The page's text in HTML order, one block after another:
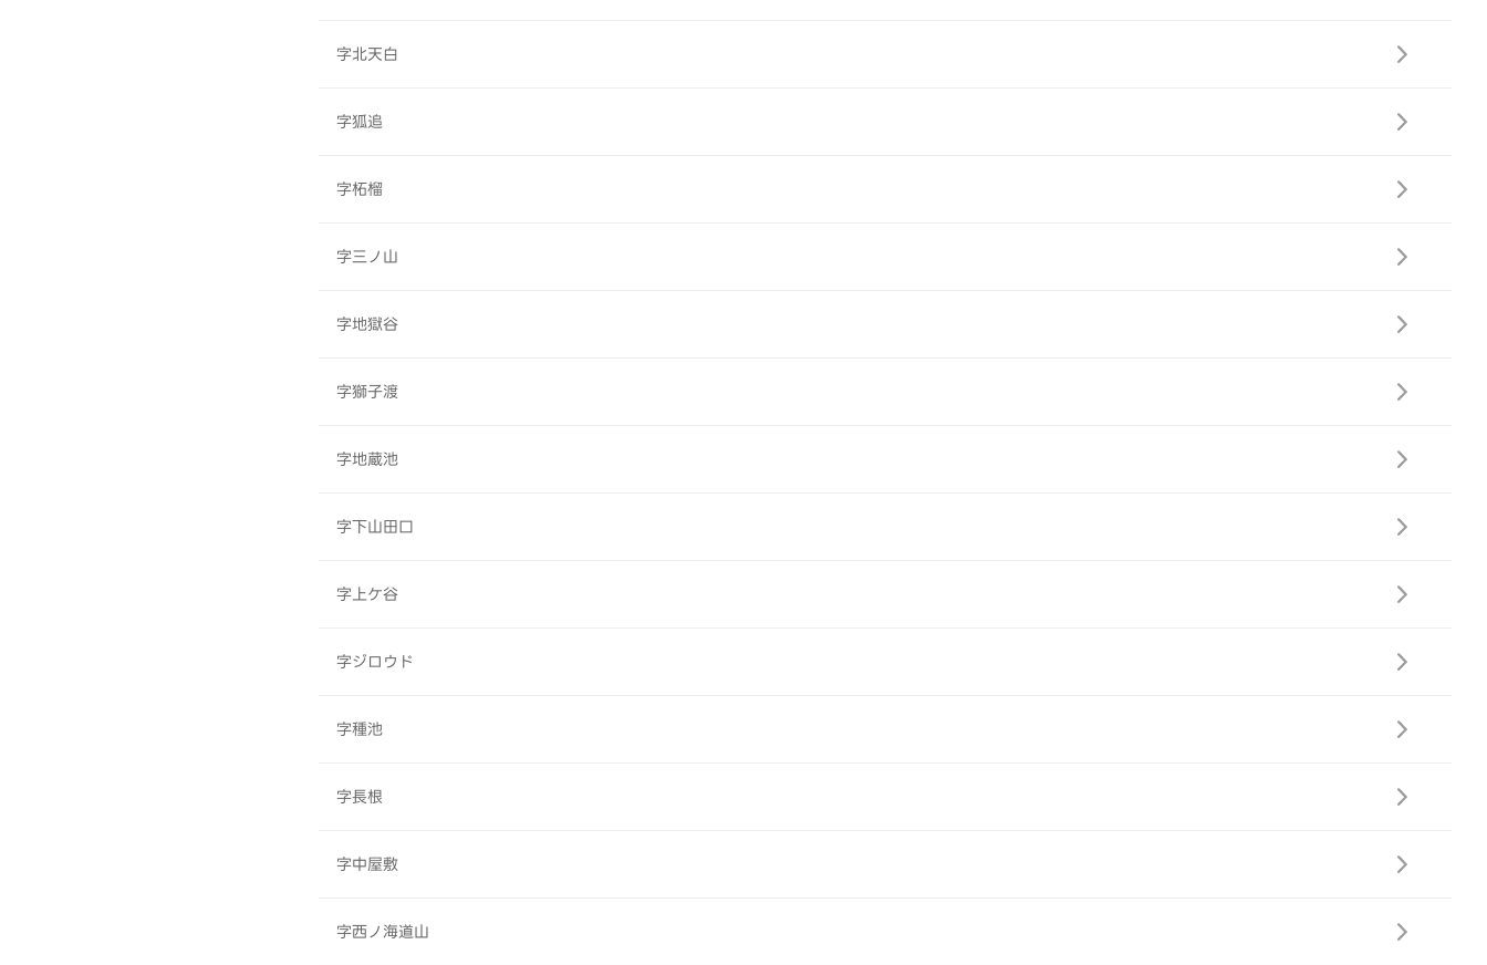
字北天白
字狐追
字柘榴
字三ノ山
字地獄谷
字獅子渡
字地蔵池
字下山田口
字上ケ谷
字ジロウド
字種池
字長根
字中屋敷
字西ノ海道山